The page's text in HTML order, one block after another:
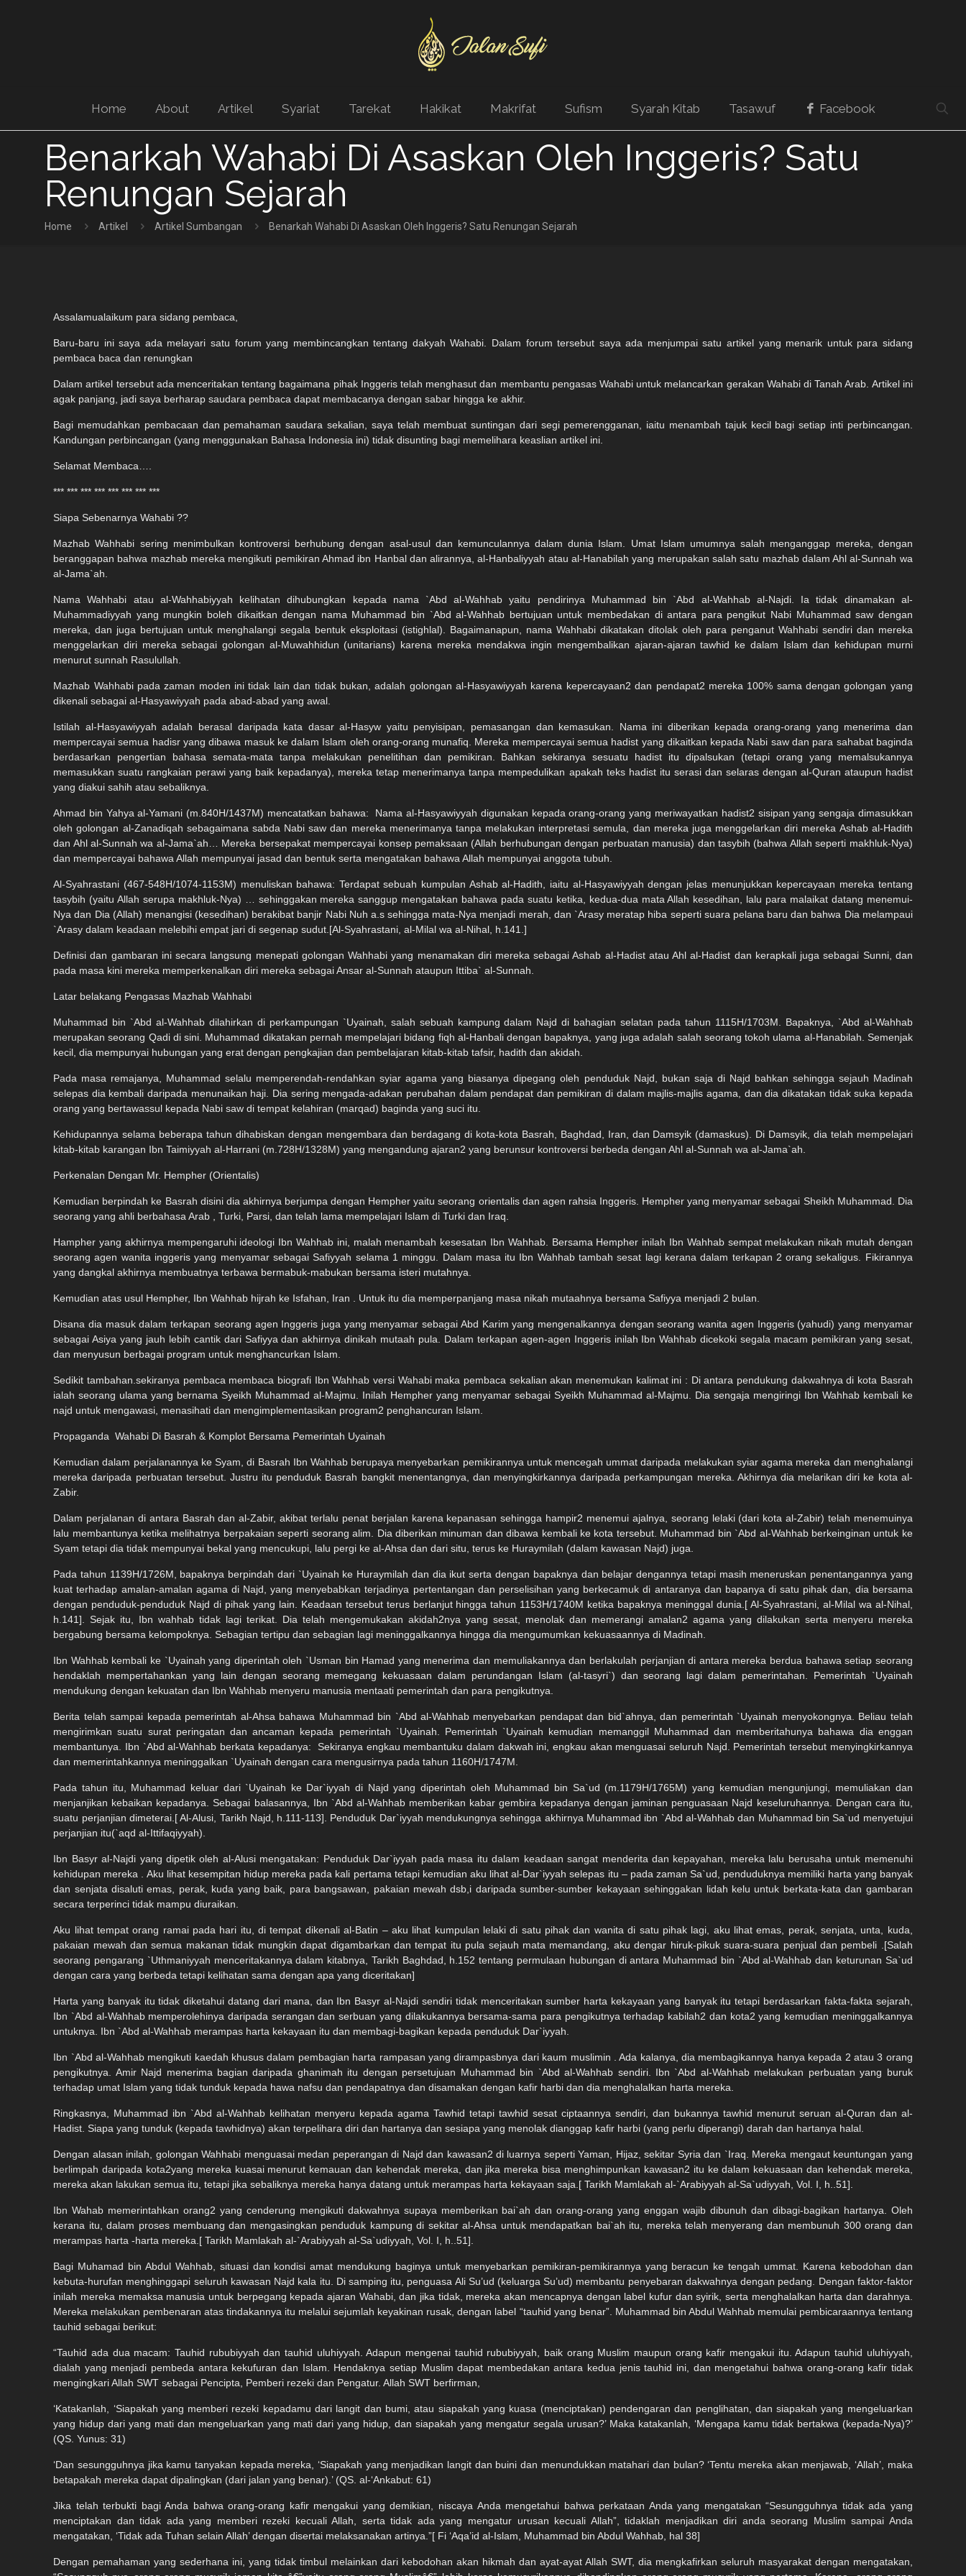
Home About Artikel Syariat Tarekat Hakikat Makrifat Sufism Syarah Kitab Tasawuf Facebook
Benarkah Wahabi Di Asaskan Oleh Inggeris? Satu
Renungan Sejarah
Home Artikel Artikel Sumbangan Benarkah Wahabi Di Asaskan Oleh Inggeris? Satu Renungan Sejarah
Assalamualaikum para sidang pembaca,
Baru-baru ini saya ada melayari satu forum yang membincangkan tentang dakyah Wahabi. Dalam forum tersebut saya ada menjumpai satu artikel yang menarik untuk para sidang
pembaca baca dan renungkan
Dalam artikel tersebut ada menceritakan tentang bagaimana pihak Inggeris telah menghasut dan membantu pengasas Wahabi untuk melancarkan gerakan Wahabi di Tanah Arab. Artikel ini
agak panjang, jadi saya berharap saudara pembaca dapat membacanya dengan sabar hingga ke akhir.
Bagi memudahkan pembacaan dan pemahaman saudara sekalian, saya telah membuat suntingan dari segi pemerengganan, iaitu menambah tajuk kecil bagi setiap inti perbincangan.
Kandungan perbincangan (yang menggunakan Bahasa Indonesia ini) tidak disunting bagi memelihara keaslian artikel ini.
Selamat Membaca….
*** *** *** *** *** *** *** ***
Siapa Sebenarnya Wahabi ??
Mazhab Wahhabi sering menimbulkan kontroversi berhubung dengan asal-usul dan kemunculannya dalam dunia Islam. Umat Islam umumnya salah menganggap mereka, dengan
beranggapan bahwa mazhab mereka mengikuti pemikiran Ahmad ibn Hanbal dan alirannya, al-Hanbaliyyah atau al-Hanabilah yang merupakan salah satu mazhab dalam Ahl al-Sunnah wa
al-Jama`ah.
Nama Wahhabi atau al-Wahhabiyyah kelihatan dihubungkan kepada nama `Abd al-Wahhab yaitu pendirinya Muhammad bin `Abd al-Wahhab al-Najdi. Ia tidak dinamakan al-
Muhammadiyyah yang mungkin boleh dikaitkan dengan nama Muhammad bin `Abd al-Wahhab bertujuan untuk membedakan di antara para pengikut Nabi Muhammad saw dengan
mereka, dan juga bertujuan untuk menghalangi segala bentuk eksploitasi (istighlal). Bagaimanapun, nama Wahhabi dikatakan ditolak oleh para penganut Wahhabi sendiri dan mereka
menggelarkan diri mereka sebagai golongan al-Muwahhidun (unitarians) karena mereka mendakwa ingin mengembalikan ajaran-ajaran tawhid ke dalam Islam dan kehidupan murni
menurut sunnah Rasulullah.
Mazhab Wahhabi pada zaman moden ini tidak lain dan tidak bukan, adalah golongan al-Hasyawiyyah karena kepercayaan2 dan pendapat2 mereka 100% sama dengan golongan yang
dikenali sebagai al-Hasyawiyyah pada abad-abad yang awal.
Istilah al-Hasyawiyyah adalah berasal daripada kata dasar al-Hasyw yaitu penyisipan, pemasangan dan kemasukan. Nama ini diberikan kepada orang-orang yang menerima dan
mempercayai semua hadisr yang dibawa masuk ke dalam Islam oleh orang-orang munafiq. Mereka mempercayai semua hadist yang dikaitkan kepada Nabi saw dan para sahabat baginda
berdasarkan pengertian bahasa semata-mata tanpa melakukan penelitihan dan pemikiran. Bahkan sekiranya sesuatu hadist itu dipalsukan (tetapi orang yang memalsukannya
memasukkan suatu rangkaian perawi yang baik kepadanya), mereka tetap menerimanya tanpa mempedulikan apakah teks hadist itu serasi dan selaras dengan al-Quran ataupun hadist
yang diakui sahih atau sebaliknya.
Ahmad bin Yahya al-Yamani (m.840H/1437M) mencatatkan bahawa:
Nama al-Hasyawiyyah digunakan kepada orang-orang yang meriwayatkan hadist2 sisipan yang sengaja dimasukkan
oleh golongan al-Zanadiqah sebagaimana sabda Nabi saw dan mereka menerimanya tanpa melakukan interpretasi semula, dan mereka juga menggelarkan diri mereka Ashab al-Hadith
dan Ahl al-Sunnah wa al-Jama`ah… Mereka bersepakat mempercayai konsep pemaksaan (Allah berhubungan dengan perbuatan manusia) dan tasybih (bahwa Allah seperti makhluk-Nya)
dan mempercayai bahawa Allah mempunyai jasad dan bentuk serta mengatakan bahawa Allah mempunyai anggota tubuh.
Al-Syahrastani (467-548H/1074-1153M) menuliskan bahawa: Terdapat sebuah kumpulan Ashab al-Hadith, iaitu al-Hasyawiyyah dengan jelas menunjukkan kepercayaan mereka tentang
tasybih (yaitu Allah serupa makhluk-Nya) … sehinggakan mereka sanggup mengatakan bahawa pada suatu ketika, kedua-dua mata Allah kesedihan, lalu para malaikat datang menemui-
Nya dan Dia (Allah) menangisi (kesedihan) berakibat banjir Nabi Nuh a.s sehingga mata-Nya menjadi merah, dan `Arasy meratap hiba seperti suara pelana baru dan bahwa Dia melampaui
`Arasy dalam keadaan melebihi empat jari di segenap sudut.[Al-Syahrastani, al-Milal wa al-Nihal, h.141.]
Definisi dan gambaran ini secara langsung menepati golongan Wahhabi yang menamakan diri mereka sebagai Ashab al-Hadist atau Ahl al-Hadist dan kerapkali juga sebagai Sunni, dan
pada masa kini mereka memperkenalkan diri mereka sebagai Ansar al-Sunnah ataupun Ittiba` al-Sunnah.
Latar belakang Pengasas Mazhab Wahhabi
Muhammad bin `Abd al-Wahhab dilahirkan di perkampungan `Uyainah, salah sebuah kampung dalam Najd di bahagian selatan pada tahun 1115H/1703M. Bapaknya, `Abd al-Wahhab
merupakan seorang Qadi di sini. Muhammad dikatakan pernah mempelajari bidang fiqh al-Hanbali dengan bapaknya, yang juga adalah salah seorang tokoh ulama al-Hanabilah. Semenjak
kecil, dia mempunyai hubungan yang erat dengan pengkajian dan pembelajaran kitab-kitab tafsir, hadith dan akidah.
Pada masa remajanya, Muhammad selalu memperendah-rendahkan syiar agama yang biasanya dipegang oleh penduduk Najd, bukan saja di Najd bahkan sehingga sejauh Madinah
selepas dia kembali daripada menunaikan haji. Dia sering mengada-adakan perubahan dalam pendapat dan pemikiran di dalam majlis-majlis agama, dan dia dikatakan tidak suka kepada
orang yang bertawassul kepada Nabi saw di tempat kelahiran (marqad) baginda yang suci itu.
Kehidupannya selama beberapa tahun dihabiskan dengan mengembara dan berdagang di kota-kota Basrah, Baghdad, Iran, dan Damsyik (damaskus). Di Damsyik, dia telah mempelajari
kitab-kitab karangan Ibn Taimiyyah al-Harrani (m.728H/1328M) yang mengandung ajaran2 yang berunsur kontroversi berbeda dengan Ahl al-Sunnah wa al-Jama`ah.
Perkenalan Dengan Mr. Hempher (Orientalis)
Kemudian berpindah ke Basrah disini dia akhirnya berjumpa dengan Hempher yaitu seorang orientalis dan agen rahsia Inggeris. Hempher yang menyamar sebagai Sheikh Muhammad. Dia
seorang yang ahli berbahasa Arab , Turki, Parsi, dan telah lama mempelajari Islam di Turki dan Iraq.
Hampher yang akhirnya mempengaruhi ideologi Ibn Wahhab ini, malah menambah kesesatan Ibn Wahhab. Bersama Hempher inilah Ibn Wahhab sempat melakukan nikah mutah dengan
seorang agen wanita inggeris yang menyamar sebagai Safiyyah selama 1 minggu. Dalam masa itu Ibn Wahhab tambah sesat lagi kerana dalam terkapan 2 orang sekaligus. Fikirannya
yang dangkal akhirnya membuatnya terbawa bermabuk-mabukan bersama isteri mutahnya.
Kemudian atas usul Hempher, Ibn Wahhab hijrah ke Isfahan, Iran . Untuk itu dia memperpanjang masa nikah mutaahnya bersama Safiyya menjadi 2 bulan.
Disana dia masuk dalam terkapan seorang agen Inggeris juga yang menyamar sebagai Abd Karim yang mengenalkannya dengan seorang wanita agen Inggeris (yahudi) yang menyamar
sebagai Asiya yang jauh lebih cantik dari Safiyya dan akhirnya dinikah mutaah pula. Dalam terkapan agen-agen Inggeris inilah Ibn Wahhab dicekoki segala macam pemikiran yang sesat,
dan menyusun berbagai program untuk menghancurkan Islam.
Sedikit tambahan.sekiranya pembaca membaca biografi Ibn Wahhab versi Wahabi maka pembaca sekalian akan menemukan kalimat ini : Di antara pendukung dakwahnya di kota Basrah
ialah seorang ulama yang bernama Syeikh Muhammad al-Majmu. Inilah Hempher yang menyamar sebagai Syeikh Muhammad al-Majmu. Dia sengaja mengiringi Ibn Wahhab kembali ke
najd untuk mengawasi, menasihati dan mengimplementasikan program2 penghancuran Islam.
Propaganda Wahabi Di Basrah & Komplot Bersama Pemerintah Uyainah
Kemudian dalam perjalanannya ke Syam, di Basrah Ibn Wahhab berupaya menyebarkan pemikirannya untuk mencegah ummat daripada melakukan syiar agama mereka dan menghalangi
mereka daripada perbuatan tersebut. Justru itu penduduk Basrah bangkit menentangnya, dan menyingkirkannya daripada perkampungan mereka. Akhirnya dia melarikan diri ke kota al-
Zabir.
Dalam perjalanan di antara Basrah dan al-Zabir, akibat terlalu penat berjalan karena kepanasan sehingga hampir2 menemui ajalnya, seorang lelaki (dari kota al-Zabir) telah menemuinya
lalu membantunya ketika melihatnya berpakaian seperti seorang alim. Dia diberikan minuman dan dibawa kembali ke kota tersebut. Muhammad bin `Abd al-Wahhab berkeinginan untuk ke
Syam tetapi dia tidak mempunyai bekal yang mencukupi, lalu pergi ke al-Ahsa dan dari situ, terus ke Huraymilah (dalam kawasan Najd) juga.
Pada tahun 1139H/1726M, bapaknya berpindah dari `Uyainah ke Huraymilah dan dia ikut serta dengan bapaknya dan belajar dengannya tetapi masih meneruskan penentangannya yang
kuat terhadap amalan-amalan agama di Najd, yang menyebabkan terjadinya pertentangan dan perselisihan yang berkecamuk di antaranya dan bapanya di satu pihak dan, dia bersama
dengan penduduk-penduduk Najd di pihak yang lain. Keadaan tersebut terus berlanjut hingga tahun 1153H/1740M ketika bapaknya meninggal dunia.[ Al-Syahrastani, al-Milal wa al-Nihal,
h.141]. Sejak itu, Ibn wahhab tidak lagi terikat. Dia telah mengemukakan akidah2nya yang sesat, menolak dan memerangi amalan2 agama yang dilakukan serta menyeru mereka
bergabung bersama kelompoknya. Sebagian tertipu dan sebagian lagi meninggalkannya hingga dia mengumumkan kekuasaannya di Madinah.
Ibn Wahhab kembali ke `Uyainah yang diperintah oleh `Usman bin Hamad yang menerima dan memuliakannya dan berlakulah perjanjian di antara mereka berdua bahawa setiap seorang
hendaklah mempertahankan yang lain dengan seorang memegang kekuasaan dalam perundangan Islam (al-tasyri`) dan seorang lagi dalam pemerintahan. Pemerintah `Uyainah
mendukung dengan kekuatan dan Ibn Wahhab menyeru manusia mentaati pemerintah dan para pengikutnya.
Berita telah sampai kepada pemerintah al-Ahsa bahawa Muhammad bin `Abd al-Wahhab menyebarkan pendapat dan bid`ahnya, dan pemerintah `Uyainah menyokongnya. Beliau telah
mengirimkan suatu surat peringatan dan ancaman kepada pemerintah `Uyainah. Pemerintah `Uyainah kemudian memanggil Muhammad dan memberitahunya bahawa dia enggan
membantunya. Ibn `Abd al-Wahhab berkata kepadanya:
Sekiranya engkau membantuku dalam dakwah ini, engkau akan menguasai seluruh Najd. Pemerintah tersebut menyingkirkannya
dan memerintahkannya meninggalkan `Uyainah dengan cara mengusirnya pada tahun 1160H/1747M.
Pada tahun itu, Muhammad keluar dari `Uyainah ke Dar`iyyah di Najd yang diperintah oleh Muhammad bin Sa`ud (m.1179H/1765M) yang kemudian mengunjungi, memuliakan dan
menjanjikan kebaikan kepadanya. Sebagai balasannya, Ibn `Abd al-Wahhab memberikan kabar gembira kepadanya dengan jaminan penguasaan Najd keseluruhannya. Dengan cara itu,
suatu perjanjian dimeterai.[ Al-Alusi, Tarikh Najd, h.111-113]. Penduduk Dar`iyyah mendukungnya sehingga akhirnya Muhammad ibn `Abd al-Wahhab dan Muhammad bin Sa`ud menyetujui
perjanjian itu(`aqd al-Ittifaqiyyah).
Ibn Basyr al-Najdi yang dipetik oleh al-Alusi mengatakan: Penduduk Dar`iyyah pada masa itu dalam keadaan sangat menderita dan kepayahan, mereka lalu berusaha untuk memenuhi
kehidupan mereka . Aku lihat kesempitan hidup mereka pada kali pertama tetapi kemudian aku lihat al-Dar`iyyah selepas itu – pada zaman Sa`ud, penduduknya memiliki harta yang banyak
dan senjata disaluti emas, perak, kuda yang baik, para bangsawan, pakaian mewah dsb,i daripada sumber-sumber kekayaan sehinggakan lidah kelu untuk berkata-kata dan gambaran
secara terperinci tidak mampu diuraikan.
Aku lihat tempat orang ramai pada hari itu, di tempat dikenali al-Batin – aku lihat kumpulan lelaki di satu pihak dan wanita di satu pihak lagi, aku lihat emas, perak, senjata, unta, kuda,
pakaian mewah dan semua makanan tidak mungkin dapat digambarkan dan tempat itu pula sejauh mata memandang, aku dengar hiruk-pikuk suara-suara penjual dan pembeli .[Salah
seorang pengarang `Uthmaniyyah menceritakannya dalam kitabnya, Tarikh Baghdad, h.152 tentang permulaan hubungan di antara Muhammad bin `Abd al-Wahhab dan keturunan Sa`ud
dengan cara yang berbeda tetapi kelihatan sama dengan apa yang diceritakan]
Harta yang banyak itu tidak diketahui datang dari mana, dan Ibn Basyr al-Najdi sendiri tidak menceritakan sumber harta kekayaan yang banyak itu tetapi berdasarkan fakta-fakta sejarah,
Ibn `Abd al-Wahhab memperolehinya daripada serangan dan serbuan yang dilakukannya bersama-sama para pengikutnya terhadap kabilah2 dan kota2 yang kemudian meninggalkannya
untuknya. Ibn `Abd al-Wahhab merampas harta kekayaan itu dan membagi-bagikan kepada penduduk Dar`iyyah.
Ibn `Abd al-Wahhab mengikuti kaedah khusus dalam pembagian harta rampasan yang dirampasbnya dari kaum muslimin . Ada kalanya, dia membagikannya hanya kepada 2 atau 3 orang
pengikutnya. Amir Najd menerima bagian daripada ghanimah itu dengan persetujuan Muhammad bin `Abd al-Wahhab sendiri. Ibn `Abd al-Wahhab melakukan perbuatan yang buruk
terhadap umat Islam yang tidak tunduk kepada hawa nafsu dan pendapatnya dan disamakan dengan kafir harbi dan dia menghalalkan harta mereka.
Ringkasnya, Muhammad ibn `Abd al-Wahhab kelihatan menyeru kepada agama Tawhid tetapi tawhid sesat ciptaannya sendiri, dan bukannya tawhid menurut seruan al-Quran dan al-
Hadist. Siapa yang tunduk (kepada tawhidnya) akan terpelihara diri dan hartanya dan sesiapa yang menolak dianggap kafir harbi (yang perlu diperangi) darah dan hartanya halal.
Dengan alasan inilah, golongan Wahhabi menguasai medan peperangan di Najd dan kawasan2 di luarnya seperti Yaman, Hijaz, sekitar Syria dan `Iraq. Mereka mengaut keuntungan yang
berlimpah daripada kota2yang mereka kuasai menurut kemauan dan kehendak mereka, dan jika mereka bisa menghimpunkan kawasan2 itu ke dalam kekuasaan dan kehendak mereka,
mereka akan lakukan semua itu, tetapi jika sebaliknya mereka hanya datang untuk merampas harta kekayaan saja.[ Tarikh Mamlakah al-`Arabiyyah al-Sa`udiyyah, Vol. I, h..51].
Ibn Wahab memerintahkan orang2 yang cenderung mengikuti dakwahnya supaya memberikan bai`ah dan orang-orang yang enggan wajib dibunuh dan dibagi-bagikan hartanya. Oleh
kerana itu, dalam proses membuang dan mengasingkan penduduk kampung di sekitar al-Ahsa untuk mendapatkan bai`ah itu, mereka telah menyerang dan membunuh 300 orang dan
merampas harta -harta mereka.[ Tarikh Mamlakah al-`Arabiyyah al-Sa`udiyyah, Vol. I, h..51].
Bagi Muhamad bin Abdul Wahhab, situasi dan kondisi amat mendukung baginya untuk menyebarkan pemikiran-pemikirannya yang beracun ke tengah ummat. Karena kebodohan dan
kebuta-hurufan menghinggapi seluruh kawasan Najd kala itu. Di samping itu, penguasa Ali Su’ud (keluarga Su’ud) membantu penyebaran dakwahnya dengan pedang. Dengan faktor-faktor
inilah mereka memaksa manusia untuk berpegang kepada ajaran Wahabi, dan jika tidak, mereka akan mencapnya dengan label kufur dan syirik, serta menghalalkan harta dan darahnya.
Mereka melakukan pembenaran atas tindakannya itu melalui sejumlah keyakinan rusak, dengan label “tauhid yang benar”. Muhammad bin Abdul Wahhab memulai pembicaraannya tentang
tauhid sebagai berikut:
“Tauhid ada dua macam: Tauhid rububiyyah dan tauhid uluhiyyah. Adapun mengenai tauhid rububiyyah, baik orang Muslim maupun orang kafir mengakui itu. Adapun tauhid uluhiyyah,
dialah yang menjadi pembeda antara kekufuran dan Islam. Hendaknya setiap Muslim dapat membedakan antara kedua jenis tauhid ini, dan mengetahui bahwa orang-orang kafir tidak
mengingkari Allah SWT sebagai Pencipta, Pemberi rezeki dan Pengatur. Allah SWT berfirman,
‘Katakanlah, ‘Siapakah yang memberi rezeki kepadamu dari langit dan bumi, atau siapakah yang kuasa (menciptakan) pendengaran dan penglihatan, dan siapakah yang mengeluarkan
yang hidup dari yang mati dan mengeluarkan yang mati dari yang hidup, dan siapakah yang mengatur segala urusan?’ Maka katakanlah, ‘Mengapa kamu tidak bertakwa (kepada-Nya)?’
(QS. Yunus: 31)
‘Dan sesungguhnya jika kamu tanyakan kepada mereka, ‘Siapakah yang menjadikan langit dan buini dan menundukkan matahari dan bulan? ‘Tentu mereka akan menjawab, ‘Allah’, maka
betapakah mereka dapat dipalingkan (dari jalan yang benar).’ (QS. al-‘Ankabut: 61)
Jika telah terbukti bagi Anda bahwa orang-orang kafir mengakui yang demikian, niscaya Anda mengetahui bahwa perkataan Anda yang mengatakan “Sesungguhnya tidak ada yang
menciptakan dan tidak ada yang memberi rezeki kecuali Allah, serta tidak ada yang mengatur urusan kecuali Allah”, tidaklah menjadikan diri anda seorang Muslim sampai Anda
mengatakan, ‘Tidak ada Tuhan selain Allah’ dengan disertai melaksanakan artinya.”[ Fi ‘Aqa’id al-Islam, Muhammad bin Abdul Wahhab, hal 38]
Dengan pemahaman yang sederhana ini, yang tidak timbul melainkan dari kebodohan akan hikmah dan ayat-ayat Allah SWT, dia mengkafirkan seluruh masyarakat dengan mengatakan,